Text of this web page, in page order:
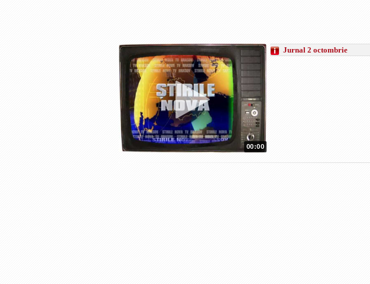
00:00
Jurnal 2 octombrie